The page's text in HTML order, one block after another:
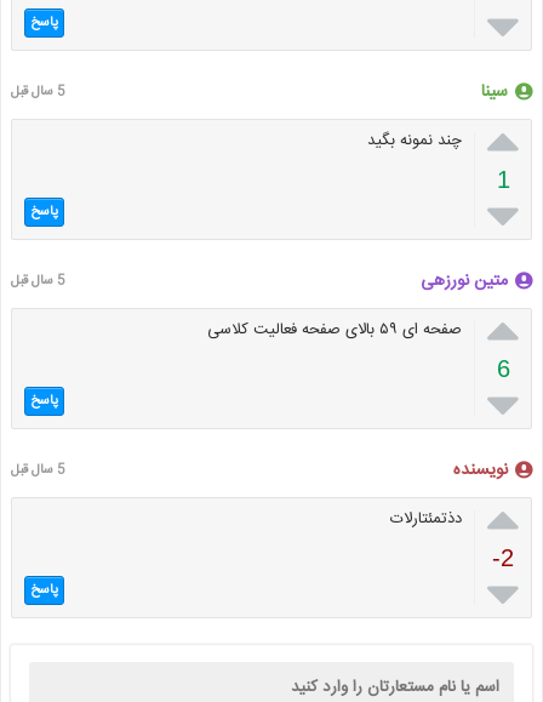
 پاسخ
سینا 5 سال قبل

1

چند نمونه بگید
پاسخ
متین نورزهی 5 سال قبل

6

صفحه ای ۵۹ بالای صفحه فعالیت کلاسی
پاسخ
نویسنده 5 سال قبل

-2

دذتمئتارلات
پاسخ